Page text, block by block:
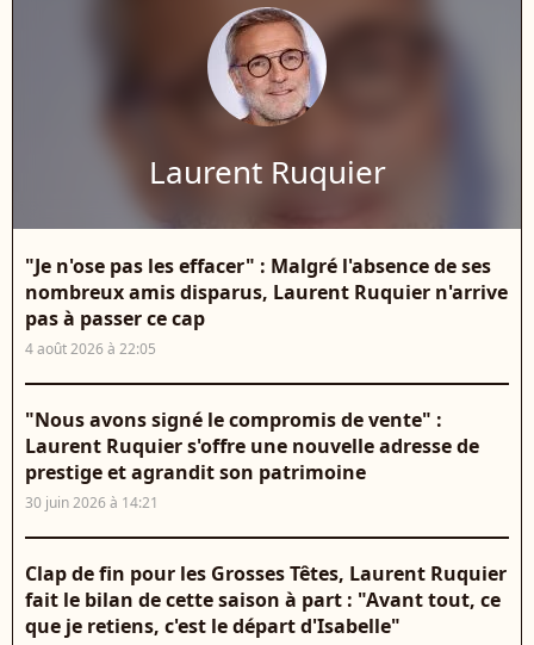
Laurent Ruquier
"Je n'ose pas les effacer" : Malgré l'absence de ses
nombreux amis disparus, Laurent Ruquier n'arrive
pas à passer ce cap
4 août 2026 à 22:05
"Nous avons signé le compromis de vente" :
Laurent Ruquier s'offre une nouvelle adresse de
prestige et agrandit son patrimoine
30 juin 2026 à 14:21
Clap de fin pour les Grosses Têtes, Laurent Ruquier
fait le bilan de cette saison à part : "Avant tout, ce
que je retiens, c'est le départ d'Isabelle"